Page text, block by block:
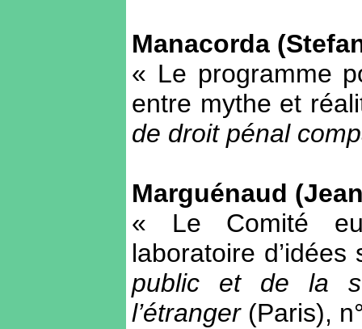
Manacorda
« Le programme
entre mythe et
de droit pénal
Marguénaud
« Le Comité
laboratoire
public et de la
l’étranger(Paris),